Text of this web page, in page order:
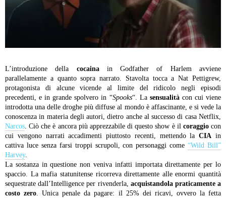
L’introduzione della cocainain Godfather of Harlem avviene
parallelamente a quanto sopra narrato. Stavolta tocca a Nat Pettigrew,
protagonista di alcune vicende al limite del ridicolo negli episodi
precedenti, e in grande spolvero in “Spooks“. La sensualitàcon cui viene
introdotta una delle droghe più diffuse al mondo è affascinante, e si vede la
conoscenza in materia degli autori, dietro anche al successo di casa Netflix,
Narcos . Ciò che è ancora più apprezzabile di questo show è il coraggiocon
cui vengono narrati accadimenti piuttosto recenti, mettendo laCIA in
cattiva luce senza farsi troppi scrupoli, con personaggi come“Wild Bill”
Harvey.
La sostanza in questione non veniva infatti importata direttamente per lo
spaccio. La mafia statunitense ricorreva direttamente alle enormi quantità
sequestrate dall’Intelligence per rivenderla, acquistandola praticamente a
costo zero . Unica penale da pagare: il 25% dei ricavi, ovvero la fetta